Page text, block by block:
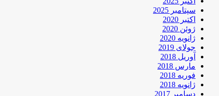
سپتامبر 2025
اکتبر 2020
ژوئن 2020
ژانویه 2020
جولای 2019
آوریل 2018
مارس 2018
فوریه 2018
ژانویه 2018
دسامبر 2017